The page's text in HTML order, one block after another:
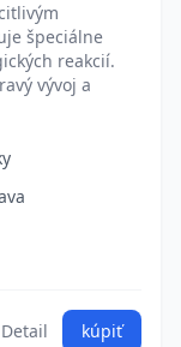
špeciálne
reakcií.
vývoj a
Detail kúpiť